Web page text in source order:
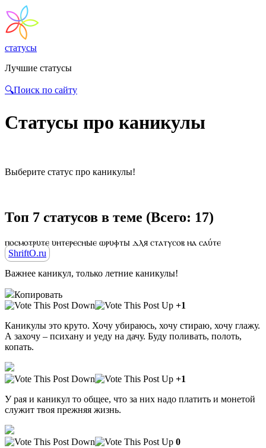
статусы
Лучшие статусы
🔍Поиск по сайту
Статусы про каникулы
Выберите статус про каникулы!
Топ 7 статусов в теме (Всего: 17)
ⲡⲟⲥⲙⲟⲧⲣυⲧⲉ υⲏⲧⲉⲣⲉⲥⲏыⲉ ⲱⲣυⲫⲧы ⲇⲗя ⲥⲧⲁⲧⲩⲥⲟⲃ ⲏⲁ ⲥⲁύⲧⲉ
ShriftO.ru
Важнее каникул, только летние каникулы!
Копировать
+1
Каникулы это круто. Хочу убираюсь, хочу стираю, хочу глажу.
А захочу – психану и уеду на дачу. Буду поливать, полоть,
копать.
+1
У рая и каникул то общее, что за них надо платить и монетой
служит твоя прежняя жизнь.
0